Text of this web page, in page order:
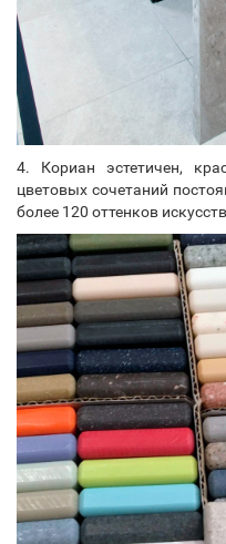
4. Кориан эстетичен,
цветовых сочетаний
более 120 оттенков